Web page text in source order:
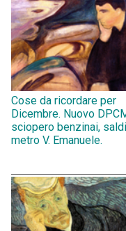
Cose da ricordare per
Dicembre. Nuovo
sciopero benzinai,
metro V. Emanuele.